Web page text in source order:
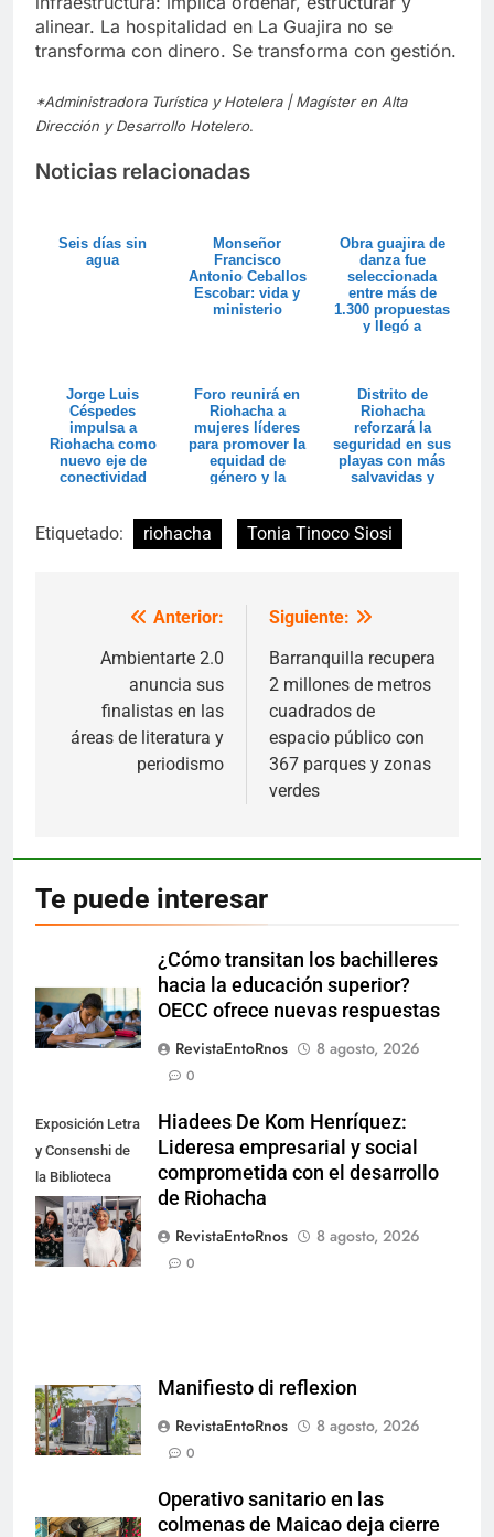
alinear. La hospitalidad en La Guajira no se
transforma con dinero. Se transforma con gestión.
*Administradora Turística y Hotelera | Magíster en Alta
Dirección y Desarrollo Hotelero.
Noticias relacionadas
Seis días sin
agua
Monseñor
Francisco
Antonio Ceballos
Escobar: vida y
ministerio
Obra guajira de
danza fue
seleccionada
entre más de
1.300 propuestas
y llegó a
Jorge Luis
Céspedes
impulsa a
Riohacha como
nuevo eje de
conectividad
Foro reunirá en
Riohacha a
mujeres líderes
para promover la
equidad de
género y la
Distrito de
Riohacha
reforzará la
seguridad en sus
playas con más
salvavidas y
Etiquetado: riohacha Tonia Tinoco Siosi
Navegación
entradas
Anterior:
Ambientarte 2.0
anuncia sus
finalistas en las
áreas de literatura y
periodismo
Siguiente:
Barranquilla recupera
2 millones de metros
cuadrados de
espacio público con
367 parques y zonas
verdes
Te puede interesar
¿Cómo transitan los bachilleres
hacia la educación superior?
OECC ofrece nuevas respuestas
RevistaEntoRnos
8 agosto, 2026
0
Exposición Letra
y Consenshi de
la Biblioteca
Nacional de
Aruba en San
Nicolás.
Hiadees De Kom Henríquez:
Lideresa empresarial y social
comprometida con el desarrollo
de Riohacha
RevistaEntoRnos
8 agosto, 2026
0
Manifiesto di reflexion
RevistaEntoRnos
8 agosto, 2026
0
Operativo sanitario en las
colmenas de Maicao deja cierre